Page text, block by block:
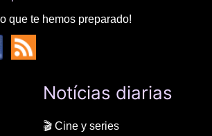
que te hemos preparado!
Notícias diarias
🎬 Cine y series